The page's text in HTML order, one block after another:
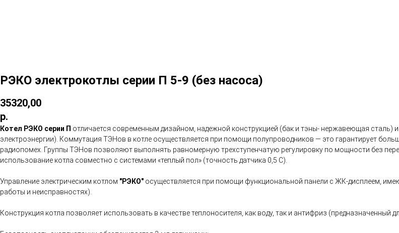
РЭКО электрокотлы серии П 5-9 (без насоса)
35320,00
р.
Котел РЭКО серии П отличается современным дизайном, надежной конструкцией (бак и тэны- нержавеющая
электроэнергии). Коммутация ТЭНов в котле осуществляется при помощи полупроводников — это гарантирует
радиопомех. Группы ТЭНов позволяют выполнять равномерную трехступенчатую регулировку по мощности без
использование котла совместно с системами «теплый пол» (точность датчика 0,5 С).
Управление электрическим котлом "РЭКО" осуществляется при помощи функциональной панели с ЖК-дисплеем,
работы и неисправностях).
Конструкция котла позволяет использовать в качестве теплоносителя, как воду, так и антифриз (предназначенный